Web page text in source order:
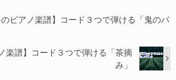
のピアノ楽譜】コード３つで弾ける「鬼のパ
楽譜】コード３つで弾ける「茶摘
み」